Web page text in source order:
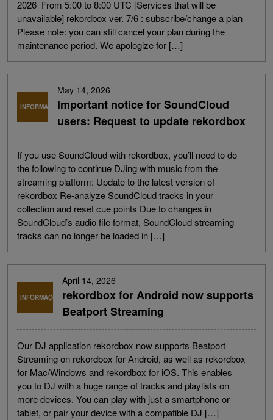
2026 From 5:00 to 8:00 UTC [Services that will be
unavailable] rekordbox ver. 7/6 : subscribe/change a plan
Please note: you can still cancel your plan during the
maintenance period. We apologize for […]
INFORMAÇÕES
May 14, 2026
Important notice for SoundCloud
users: Request to update rekordbox
If you use SoundCloud with rekordbox, you’ll need to do
the following to continue DJing with music from the
streaming platform: Update to the latest version of
rekordbox Re-analyze SoundCloud tracks in your
collection and reset cue points Due to changes in
SoundCloud’s audio file format, SoundCloud streaming
tracks can no longer be loaded in […]
INFORMAÇÕES
April 14, 2026
rekordbox for Android now supports
Beatport Streaming
Our DJ application rekordbox now supports Beatport
Streaming on rekordbox for Android, as well as rekordbox
for Mac/Windows and rekordbox for iOS. This enables
you to DJ with a huge range of tracks and playlists on
more devices. You can play with just a smartphone or
tablet, or pair your device with a compatible DJ […]